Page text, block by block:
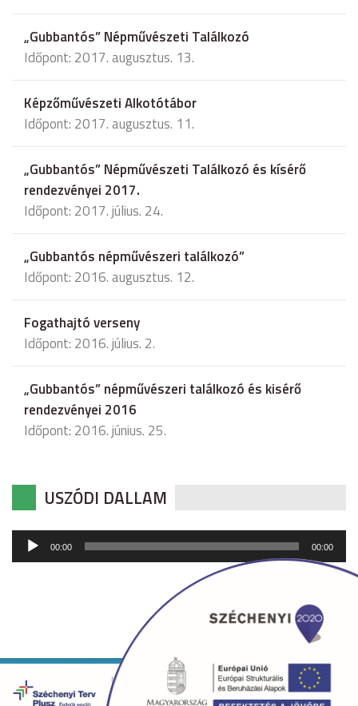
„Gubbantós” Népművészeti Találkozó
Időpont: 2017. augusztus. 13.
Képzőművészeti Alkotótábor
Időpont: 2017. augusztus. 11.
„Gubbantós” Népművészeti Találkozó és kísérő
rendezvényei 2017.
Időpont: 2017. július. 24.
„Gubbantós népművészeri találkozó”
Időpont: 2016. augusztus. 12.
Fogathajtó verseny
Időpont: 2016. július. 2.
„Gubbantós” népművészeri találkozó és kisérő
rendezvényei 2016
Időpont: 2016. június. 25.
USZÓDI DALLAM
Audió
lejátszó
00:00 00:00
Copyright © 2026 uszod.hu Minden jog fenntartva. •